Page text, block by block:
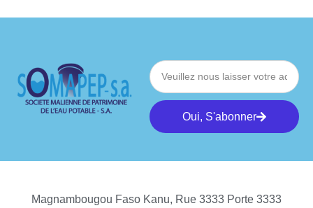
Oui, S'abonner
Magnambougou Faso Kanu, Rue 3333 Porte 3333